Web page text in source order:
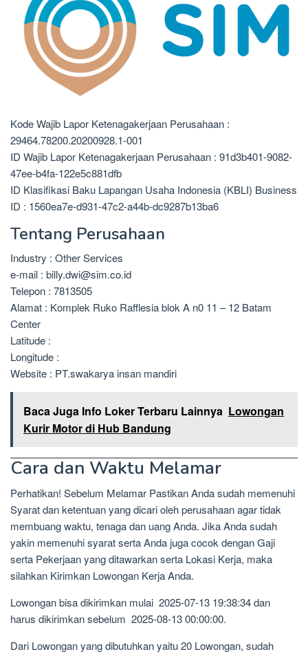
Kode Wajib Lapor Ketenagakerjaan Perusahaan :
29464.78200.20200928.1-001
ID Wajib Lapor Ketenagakerjaan Perusahaan : 91d3b401-9082-
47ee-b4fa-122e5c881dfb
ID Klasifikasi Baku Lapangan Usaha Indonesia (KBLI) Business
ID : 1560ea7e-d931-47c2-a44b-dc9287b13ba6
Tentang Perusahaan
Industry : Other Services
e-mail : billy.dwi@sim.co.id
Telepon : 7813505
Alamat : Komplek Ruko Rafflesia blok A n0 11 – 12 Batam
Center
Latitude :
Longitude :
Website : PT.swakarya insan mandiri
Baca Juga Info Loker Terbaru Lainnya Lowongan
Kurir Motor di Hub Bandung
Cara dan Waktu Melamar
Perhatikan! Sebelum Melamar Pastikan Anda sudah memenuhi
Syarat dan ketentuan yang dicari oleh perusahaan agar tidak
membuang waktu, tenaga dan uang Anda. Jika Anda sudah
yakin memenuhi syarat serta Anda juga cocok dengan Gaji
serta Pekerjaan yang ditawarkan serta Lokasi Kerja, maka
silahkan Kirimkan Lowongan Kerja Anda.
Lowongan bisa dikirimkan mulai 2025-07-13 19:38:34 dan
harus dikirimkan sebelum 2025-08-13 00:00:00.
Dari Lowongan yang dibutuhkan yaitu 20 Lowongan, sudah